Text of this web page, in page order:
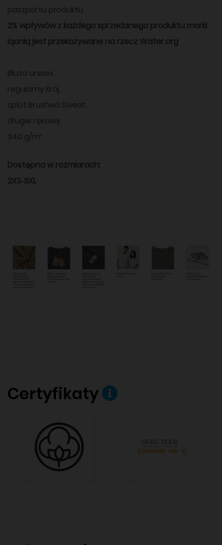
paszportu produktu
2% wpływów z każdego sprzedanego produktu marki
Iqoniq jest przekazywane na rzecz Water.org
Bluza unisex,
regularny krój,
splot Brushed Sweat,
długie rękawy,
340 g/m²
Dostępna w rozmiarach:
2XS‑3XL
Certyfikaty